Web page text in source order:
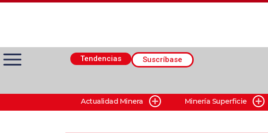
Tendencias Suscríbase
Actualidad MineraActualidad Minera Minería Superficie